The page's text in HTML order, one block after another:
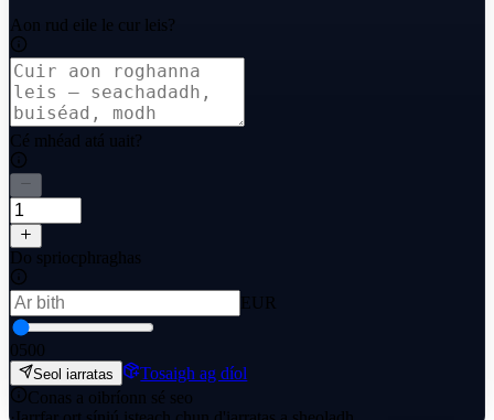
Aon rud eile le cur leis?
Cé mhéad atá uait?
Do spriocphraghas
EUR
0500
Seol iarratas
Tosaigh ag díol
Conas a oibríonn sé seo